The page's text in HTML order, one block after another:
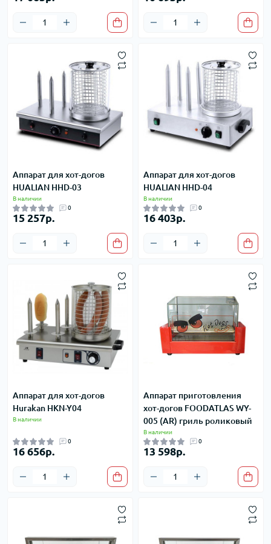
Аппарат для хот-догов
HUALIAN HHD-03
В наличии
0
15 257р.
Аппарат для хот-догов
HUALIAN HHD-04
В наличии
0
16 403р.
Аппарат для хот-догов
Hurakan HKN-Y04
В наличии
0
16 656р.
Аппарат приготовления
хот-догов FOODATLAS WY-
005 (AR) гриль роликовый
В наличии
0
13 598р.